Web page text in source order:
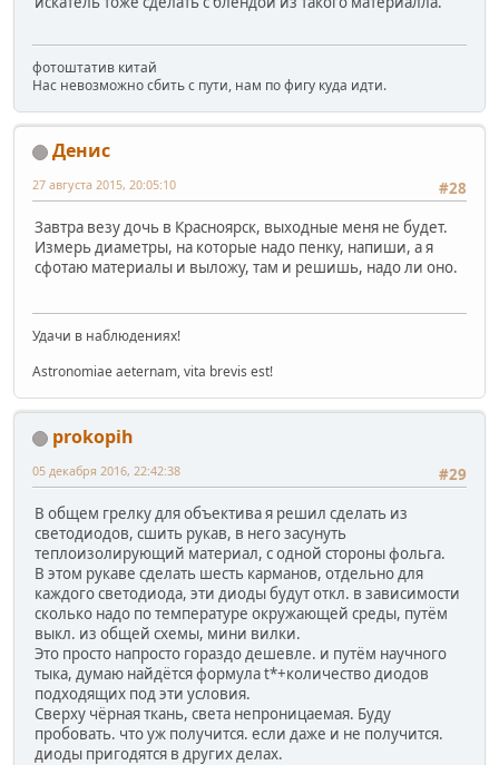
фотоштатив китай
Нас невозможно сбить с пути, нам по фигу куда идти.
Денис
#28
27 августа 2015, 20:05:10
Завтра везу дочь в Красноярск, выходные меня не будет.
Измерь диаметры, на которые надо пенку, напиши, а я
сфотаю материалы и выложу, там и решишь, надо ли оно.
Удачи в наблюдениях!
Astronomiae aeternam, vita brevis est!
prokopih
#29
05 декабря 2016, 22:42:38
В общем грелку для объектива я решил сделать из
светодиодов, сшить рукав, в него засунуть
теплоизолирующий материал, с одной стороны фольга.
В этом рукаве сделать шесть карманов, отдельно для
каждого светодиода, эти диоды будут откл. в зависимости
сколько надо по температуре окружающей среды, путём
выкл. из общей схемы, мини вилки.
Это просто напросто гораздо дешевле. и путём научного
тыка, думаю найдётся формула t*+количество диодов
подходящих под эти условия.
Сверху чёрная ткань, света непроницаемая. Буду
пробовать. что уж получится. если даже и не получится.
диоды пригодятся в других делах.